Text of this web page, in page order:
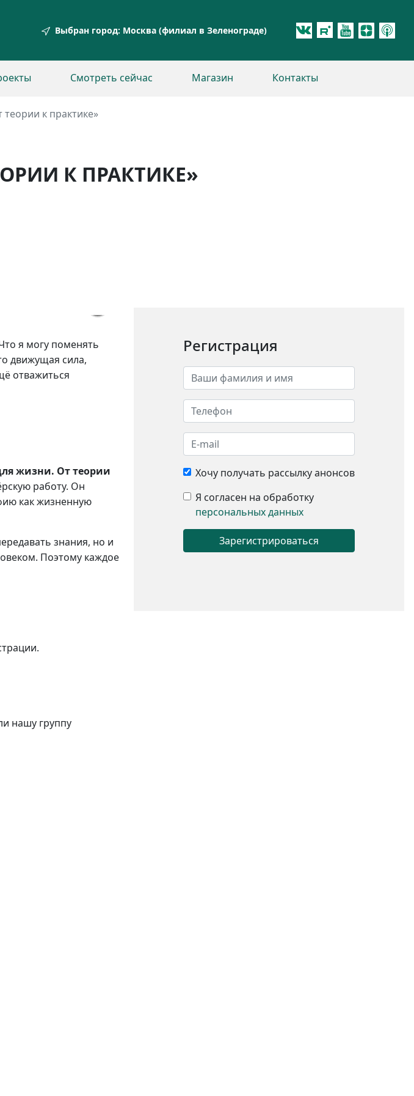
Выбран город: Москва (филиал в Зеленограде)
Смотреть сейчас Магазин Контакты
к практике»
К ПРАКТИКЕ»
я могу поменять
движущая сила,
отважиться
жизни. От теории
работу. Он
как жизненную
знания, но и
Поэтому каждое
нашу группу
Регистрация
Хочу получать рассылку анонсов
Я согласен на обработку
персональных данных